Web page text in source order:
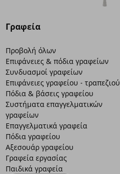
Γραφεία
Προβολή όλων
Επιφάνειες & πόδια γραφείων
Συνδυασμοί γραφείων
Επιφάνειες γραφείου - τραπεζιού
Πόδια & βάσεις γραφείου
Συστήματα επαγγελματικών
γραφείων
Επαγγελματικά γραφεία
Πόδια γραφείου
Αξεσουάρ γραφείου
Γραφεία εργασίας
Παιδικά γραφεία